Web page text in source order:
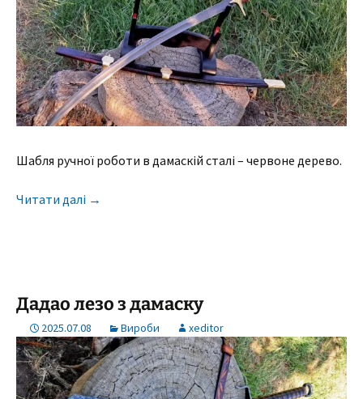
Шабля ручної роботи в дамаскій сталі – червоне дерево.
Читати далі →
Дадао лезо з дамаску
2025.07.08 Вироби xeditor